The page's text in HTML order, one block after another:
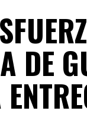
DE